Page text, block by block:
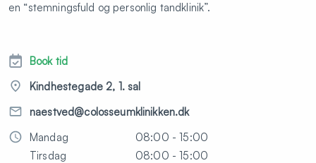
fyldning)
Rodfyldning pr. kanal efterfølgende (Prisen er
ekskl. nødvendige røntgen - lokalbedøvelser
og evt. fyldning)
Operativ fjernelse af visdomstand ekskl.
bedøvelse
en “stemningsfuld og personlig tandklinik”.
Book tid
Kindhestegade 2, 1. sal
naestved@colosseumklinikken.dk
Mandag
08:00 - 15:00
Tirsdag
08:00 - 15:00